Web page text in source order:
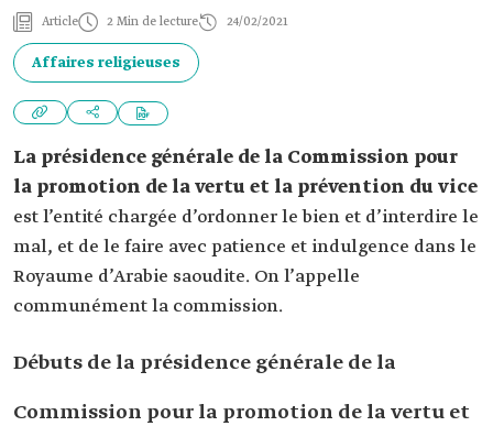
Article 2 Min de lecture 24/02/2021
Affaires religieuses
La présidence générale de la Commission pour
la promotion de la vertu et la prévention du vice
est l’entité chargée d’ordonner le bien et d’interdire le
mal, et de le faire avec patience et indulgence dans le
Royaume d’Arabie saoudite. On l’appelle
communément la commission.
Débuts de la présidence générale de la
Commission pour la promotion de la vertu et